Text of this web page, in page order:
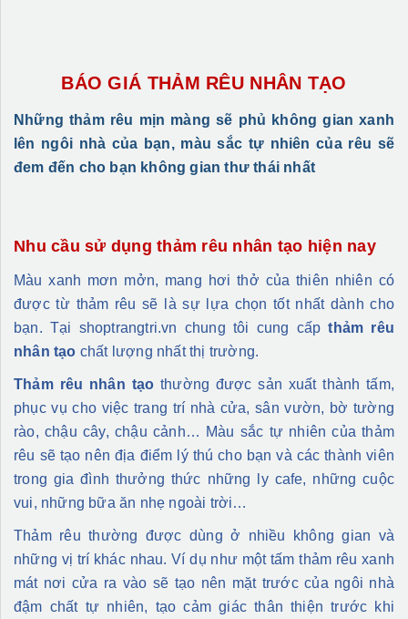
BÁO GIÁ THẢM RÊU NHÂN TẠO
Những thảm rêu mịn màng sẽ phủ không gian xanh
lên ngôi nhà của bạn, màu sắc tự nhiên của rêu sẽ
đem đến cho bạn không gian thư thái nhất
Nhu cầu sử dụng thảm rêu nhân tạo hiện nay
Màu xanh mơn mởn, mang hơi thở của thiên nhiên có
được từ thảm rêu sẽ là sự lựa chọn tốt nhất dành cho
bạn. Tại shoptrangtri.vn chung tôi cung cấpthảm rêu
nhân tạo chất lượng nhất thị trường.
Thảm rêu nhân tạo thường được sản xuất thành tấm,
phục vụ cho việc trang trí nhà cửa, sân vườn, bờ tường
rào, chậu cây, chậu cảnh… Màu sắc tự nhiên của thảm
rêu sẽ tạo nên địa điểm lý thú cho bạn và các thành viên
trong gia đình thưởng thức những ly cafe, những cuộc
vui, những bữa ăn nhẹ ngoài trời…
Thảm rêu thường được dùng ở nhiều không gian và
những vị trí khác nhau. Ví dụ như một tấm thảm rêu xanh
mát nơi cửa ra vào sẽ tạo nên mặt trước của ngôi nhà
đậm chất tự nhiên, tạo cảm giác thân thiện trước khi